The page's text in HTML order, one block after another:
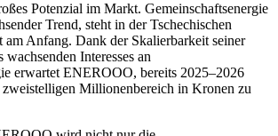
Potenzial im Markt. Gemeinschaftsenergie
Trend, steht in der Tschechischen
am Anfang. Dank der Skalierbarkeit seiner
Interesses an
erwartet ENEROOO, bereits 2025–2026
zweistelligen Millionenbereich in Kronen zu